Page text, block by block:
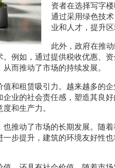
资者在选择写字
通过采用绿色技
业和人才，提升
此外，政府在推
例如，通过提供税收优惠、
而推动了市场的持续发展。
和租赁吸引力。越来越多的
业的社会责任感，塑造其良
和生产力。
推动了市场的长期发展。随
步提升，建筑的环境友好性